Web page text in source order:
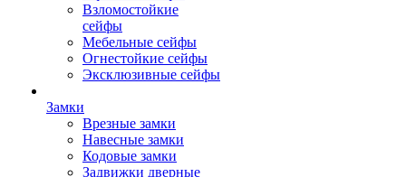
Взломостойкие
сейфы
Мебельные сейфы
Огнестойкие сейфы
Эксклюзивные сейфы
Замки
Врезные замки
Навесные замки
Кодовые замки
Задвижки дверные